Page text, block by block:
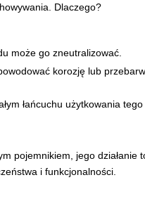
Dlaczego?
może go zneutralizować.
korozję lub
łańcuchu użytkowania
pojemnikiem, jego
i funkcjonalności.